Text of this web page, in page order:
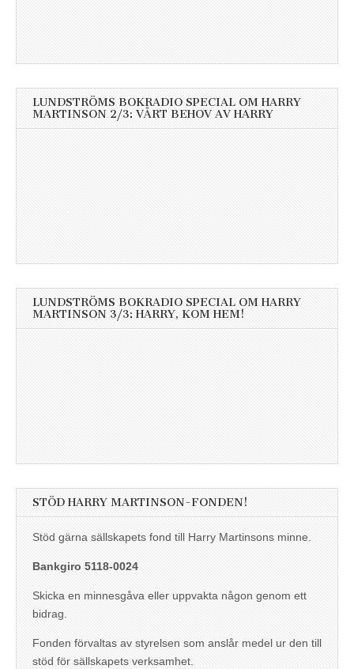
LUNDSTRÖMS BOKRADIO SPECIAL OM HARRY
MARTINSON 2/3: VÅRT BEHOV AV HARRY
LUNDSTRÖMS BOKRADIO SPECIAL OM HARRY
MARTINSON 3/3: HARRY, KOM HEM!
STÖD HARRY MARTINSON-FONDEN!
Stöd gärna sällskapets fond till Harry Martinsons minne.
Bankgiro 5118-0024
Skicka en minnesgåva eller uppvakta någon genom ett
bidrag.
Fonden förvaltas av styrelsen som anslår medel ur den till
stöd för sällskapets verksamhet.